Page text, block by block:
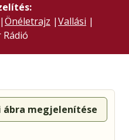
|Önéletrajz |Vallási |
ábra megjelenítése